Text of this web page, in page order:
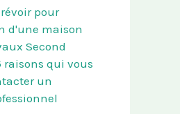
pour
d'une maison
Second
raisons qui vous
un